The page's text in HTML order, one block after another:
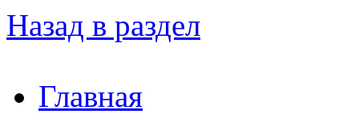
Назад в раздел
Главная